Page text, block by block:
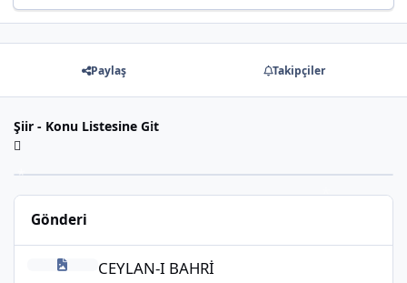
Paylaş Takipçiler
Şiir - Konu Listesine Git
Gönderi
CEYLAN-I BAHRİ
*